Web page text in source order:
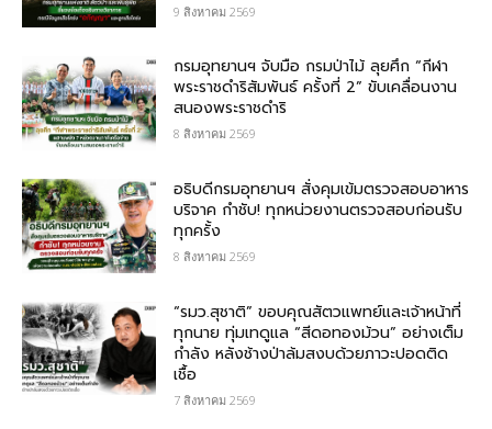
9 สิงหาคม 2569
กรมอุทยานฯ จับมือ กรมป่าไม้ ลุยศึก “กีฬา
พระราชดำริสัมพันธ์ ครั้งที่ 2” ขับเคลื่อนงาน
สนองพระราชดำริ
8 สิงหาคม 2569
อธิบดีกรมอุทยานฯ สั่งคุมเข้มตรวจสอบอาหาร
บริจาค​ กำชับ! ทุกหน่วยงานตรวจสอบก่อนรับ
ทุกครั้ง
8 สิงหาคม 2569
“รมว.สุชาติ” ขอบคุณสัตวแพทย์และเจ้าหน้าที่
ทุกนาย ทุ่มเทดูแล “สีดอทองม้วน” อย่างเต็ม
กำลัง หลังช้างป่าล้มสงบด้วยภาวะปอดติด
เชื้อ
7 สิงหาคม 2569